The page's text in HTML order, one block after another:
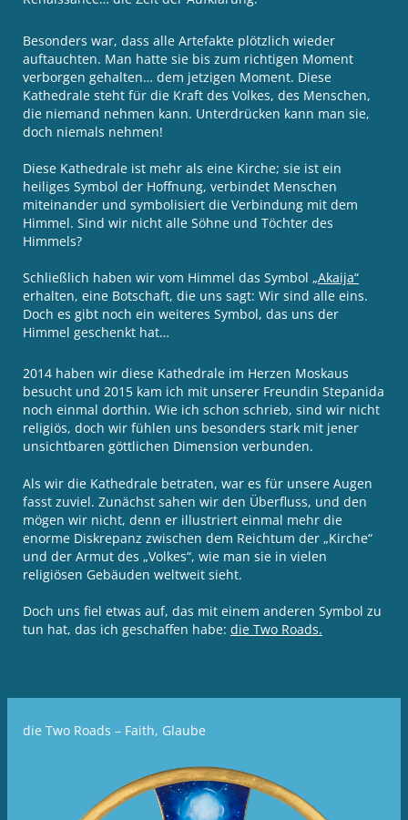
Besonders war, dass alle Artefakte plötzlich wieder
auftauchten. Man hatte sie bis zum richtigen Moment
verborgen gehalten… dem jetzigen Moment. Diese
Kathedrale steht für die Kraft des Volkes, des Menschen,
die niemand nehmen kann. Unterdrücken kann man sie,
doch niemals nehmen!
Diese Kathedrale ist mehr als eine Kirche; sie ist ein
heiliges Symbol der Hoffnung, verbindet Menschen
miteinander und symbolisiert die Verbindung mit dem
Himmel. Sind wir nicht alle Söhne und Töchter des
Himmels?
Schließlich haben wir vom Himmel das Symbol „Akaija“
erhalten, eine Botschaft, die uns sagt: Wir sind alle eins.
Doch es gibt noch ein weiteres Symbol, das uns der
Himmel geschenkt hat…
2014 haben wir diese Kathedrale im Herzen Moskaus
besucht und 2015 kam ich mit unserer Freundin Stepanida
noch einmal dorthin. Wie ich schon schrieb, sind wir nicht
religiös, doch wir fühlen uns besonders stark mit jener
unsichtbaren göttlichen Dimension verbunden.
Als wir die Kathedrale betraten, war es für unsere Augen
fasst zuviel. Zunächst sahen wir den Überfluss, und den
mögen wir nicht, denn er illustriert einmal mehr die
enorme Diskrepanz zwischen dem Reichtum der „Kirche“
und der Armut des „Volkes“, wie man sie in vielen
religiösen Gebäuden weltweit sieht.
Doch uns fiel etwas auf, das mit einem anderen Symbol zu
tun hat, das ich geschaffen habe: die Two Roads.
die Two Roads – Faith, Glaube